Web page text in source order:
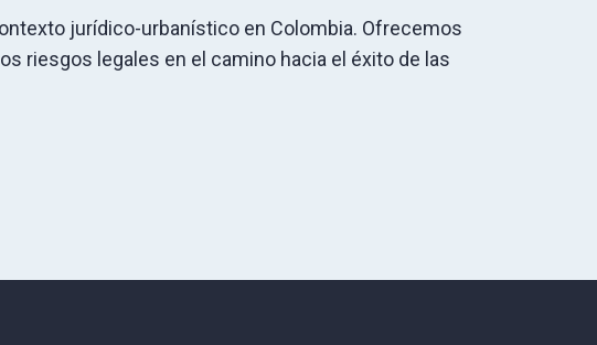
jurídico-urbanístico en Colombia. Ofrecemos
riesgos legales en el camino hacia el éxito de las